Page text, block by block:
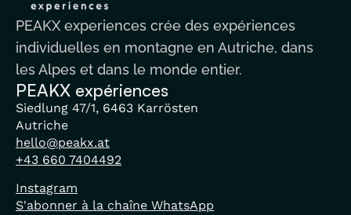
PEAKX experiences crée des expériences
individuelles en montagne en Autriche, dans
les Alpes et dans le monde entier.
PEAKX expériences
Siedlung 47/1, 6463 Karrösten
Autriche
hello@peakx.at
+43 660 7404492
Instagram
S'abonner à la chaîne WhatsApp